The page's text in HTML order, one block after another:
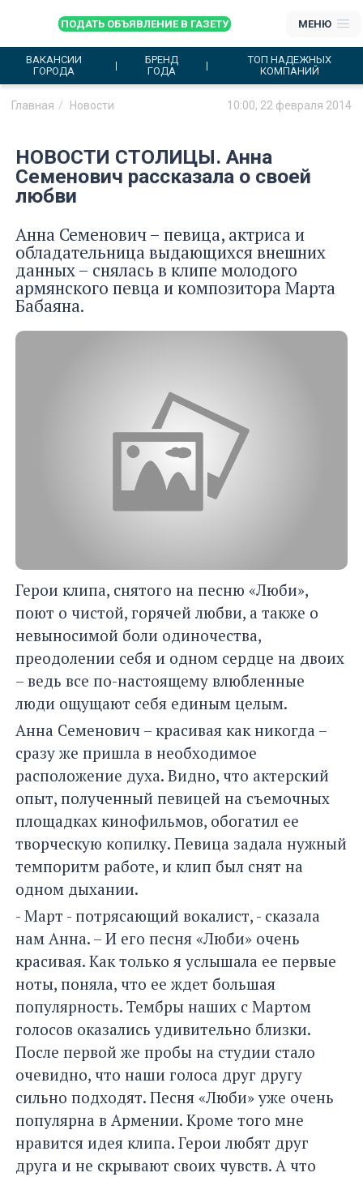
ПОДАТЬ ОБЪЯВЛЕНИЕ В ГАЗЕТУ МЕНЮ
ВАКАНСИИ
ГОРОДА
БРЕНД
ГОДА
ТОП НАДЕЖНЫХ
КОМПАНИЙ
Главная Новости 10:00, 22 февраля 2014
НОВОСТИ СТОЛИЦЫ. Анна
Семенович рассказала о своей
любви
Анна Семенович – певица, актриса и
обладательница выдающихся внешних
данных – снялась в клипе молодого
армянского певца и композитора Марта
Бабаяна.
Герои клипа, снятого на песню «Люби»,
поют о чистой, горячей любви, а также о
невыносимой боли одиночества,
преодолении себя и одном сердце на двоих
– ведь все по-настоящему влюбленные
люди ощущают себя единым целым.
Анна Семенович – красивая как никогда –
сразу же пришла в необходимое
расположение духа. Видно, что актерский
опыт, полученный певицей на съемочных
площадках кинофильмов, обогатил ее
творческую копилку. Певица задала нужный
темпоритм работе, и клип был снят на
одном дыхании.
- Март - потрясающий вокалист, - сказала
нам Анна. – И его песня «Люби» очень
красивая. Как только я услышала ее первые
ноты, поняла, что ее ждет большая
популярность. Тембры наших с Мартом
голосов оказались удивительно близки.
После первой же пробы на студии стало
очевидно, что наши голоса друг другу
сильно подходят. Песня «Люби» уже очень
популярна в Армении. Кроме того мне
нравится идея клипа. Герои любят друг
друга и не скрывают своих чувств. А что